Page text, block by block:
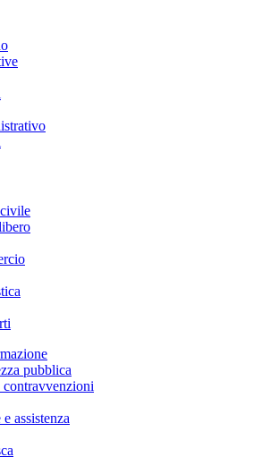
pubblica
assistenza